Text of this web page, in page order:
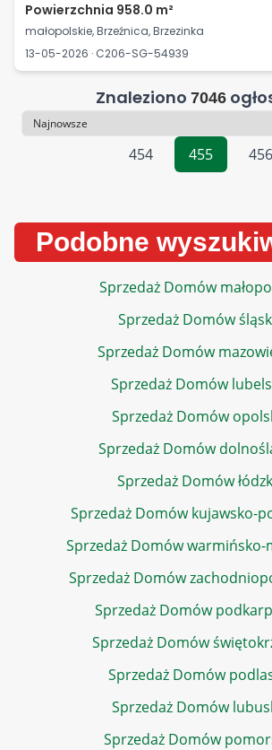
Powierzchnia 958.0 m²
małopolskie, Brzeźnica, Brzezinka
13-05-2026 · C206-SG-54939
Znaleziono 7046
Sortowanie
454
455 456
Podobne
Sprzedaż Domów
Sprzedaż Domów
Sprzedaż Domów
Sprzedaż Domów
Sprzedaż Domów
Sprzedaż Domów
Sprzedaż Domów
Sprzedaż Domów kujawsko-
Sprzedaż Domów warmińsko-
Sprzedaż Domów
Sprzedaż Domów
Sprzedaż Domów
Sprzedaż Domów
Sprzedaż Domów
Sprzedaż Domów